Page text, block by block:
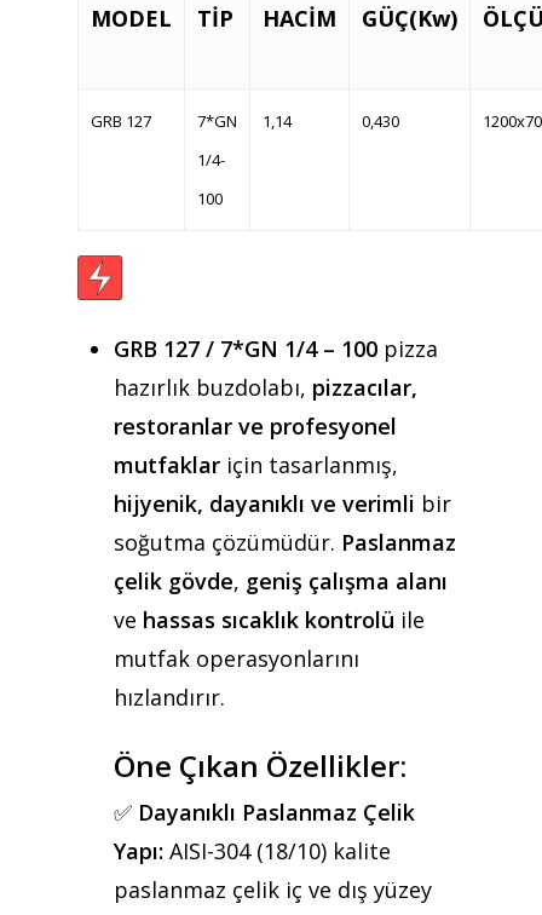
MODEL TİP HACİM GÜÇ(Kw)
GRB 127
7*GN
1/4-
100
1,14 0,430
GRB 127 / 7*GN 1/4 – 100 pizza
hazırlık buzdolabı, pizzacılar,
restoranlar ve profesyonel
mutfaklar için tasarlanmış,
hijyenik, dayanıklı ve verimli bir
soğutma çözümüdür. Paslanmaz
çelik gövde, geniş çalışma alanı
ve hassas sıcaklık kontrolü ile
mutfak operasyonlarını
hızlandırır.
Öne Çıkan Özellikler:
✅ Dayanıklı Paslanmaz Çelik
Yapı: AISI-304 (18/10) kalite
paslanmaz çelik iç ve dış yüzey